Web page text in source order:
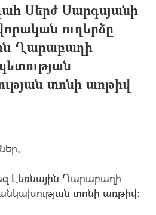
Սերժ Սարգսյանի
ուղերձը
Ղարաբաղի
տոնի առթիվ
Լեռնային Ղարաբաղի
տոնի առթիվ: